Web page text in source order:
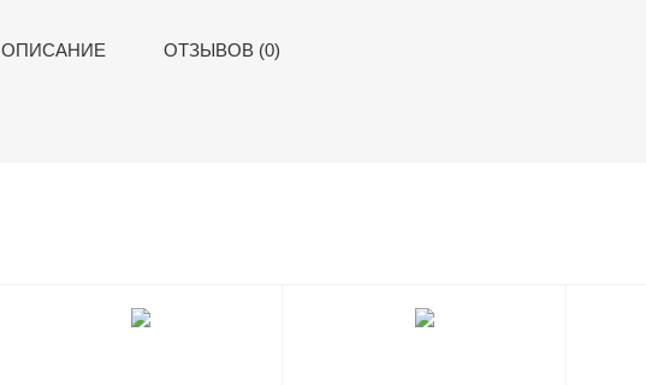
ОПИСАНИЕ ОТЗЫВОВ (0)